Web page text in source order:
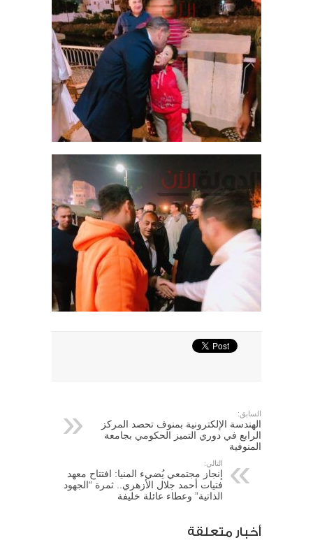
السابق:
الهندسة الإلكترونية بمنوف تحصد المركز
الرابع في دوري التميز الحكومي بجامعة
المنوفية
التالي:
إنجاز مجتمعي يُضيء المنيا: افتتاح معهد
فتيات أحمد جلال الأزهري.. ثمرة “الجهود
الذاتية” وعطاء عائلة خليفة
أخبار متعلقة